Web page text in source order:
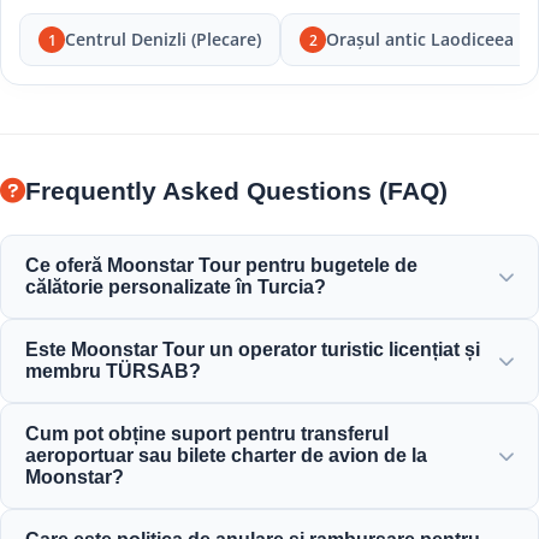
1 Centrul Denizli (Plecare) 2 Orașul antic Laodiceea
Frequently Asked Questions (FAQ)
Ce oferă Moonstar Tour pentru bugetele de
călătorie personalizate în Turcia?
pentru călătorii corporative, de afaceri și de agrement,
Este Moonstar Tour un operator turistic licențiat și
membru TÜRSAB?
complet licențiată și un membru mândru al TÜRSAB
(Asociația Agențiilor de Turism din Turcia), asigurând
Cum pot obține suport pentru transferul
aeroportuar sau bilete charter de avion de la
Moonstar?